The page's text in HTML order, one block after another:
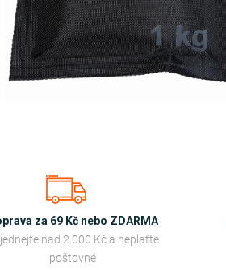
za 69 Kč nebo ZDARMA
nad 2 000 Kč a neplaťte
poštovné